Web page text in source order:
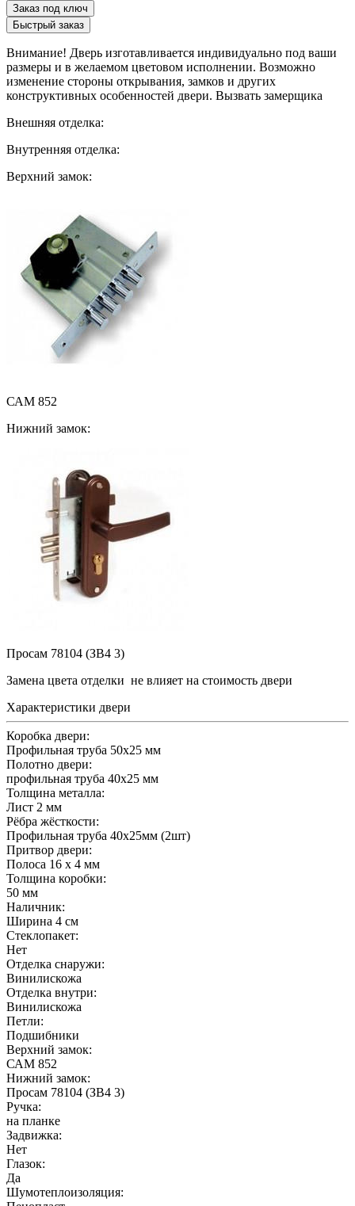
Заказ под ключ
Быстрый заказ
Внимание! Дверь изготавливается индивидуально под ваши
размеры и в желаемом цветовом исполнении. Возможно
изменение стороны открывания, замков и других
конструктивных особенностей двери. Вызвать замерщика
Внешняя отделка:
Внутренняя отделка:
Верхний замок:
САМ 852
Нижний замок:
Просам 78104 (ЗВ4 3)
Замена цвета отделки не влияет на стоимость двери
Характеристики двери
Коробка двери:
Профильная труба 50x25 мм
Полотно двери:
профильная труба 40x25 мм
Толщина металла:
Лист 2 мм
Рёбра жёсткости:
Профильная труба 40x25мм (2шт)
Притвор двери:
Полоса 16 х 4 мм
Толщина коробки:
50 мм
Наличник:
Ширина 4 см
Стеклопакет:
Нет
Отделка снаружи:
Винилискожа
Отделка внутри:
Винилискожа
Петли:
Подшибники
Верхний замок:
САМ 852
Нижний замок:
Просам 78104 (ЗВ4 3)
Ручка:
на планке
Задвижка:
Нет
Глазок:
Да
Шумотеплоизоляция: